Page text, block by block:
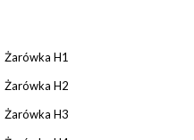
Żarówka H1
Żarówka H2
Żarówka H3